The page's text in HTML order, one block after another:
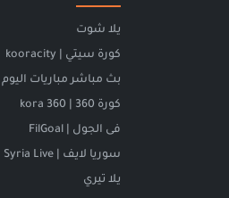
يلا شوت
كورة سيتي | kooracity
بث مباشر مباريات اليوم
كورة 360 | kora 360
فى الجول | FilGoal
سوريا لايف | Syria Live
يلا تيري